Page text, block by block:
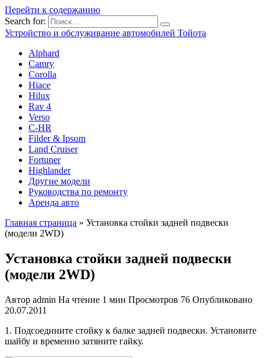
Перейти к содержанию
Search for:
Устройство и обслуживание автомобилей Тойота
Alphard
Camry
Corolla
Hiace
Hilux
Rav 4
Verso
C-HR
Filder & Ipsum
Land Cruiser
Fortuner
Highlander
Другие модели
Руководства по ремонту
Аренда авто
Главная страница » Установка стойки задней подвески
(модели 2WD)
Установка стойки задней подвески
(модели 2WD)
Автор admin На чтение 1 мин Просмотров 76 Опубликовано
20.07.2011
1. Подсоедините стойку к балке зад­ней подвески. Установите
шайбу и временно затяните гайку.